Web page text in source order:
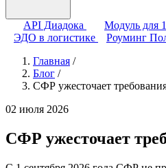
API Диадока Модуль для
ЭДО в логистике
Роуминг
Главная /
Блог /
СФР ужесточает
02 июля 2026
СФР ужесточает